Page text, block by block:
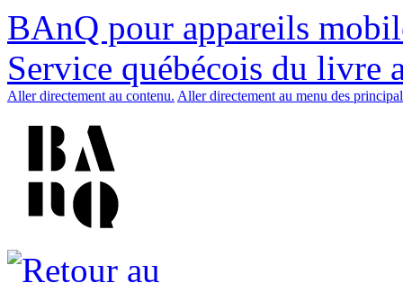
BAnQ pour appareils
Service québécois du livre
Aller directement au contenu. Aller directement au menu des